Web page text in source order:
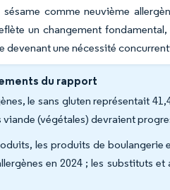
comme neuvième
un changement
devenant une nécessité
du rapport
le sans gluten représentait
(végétales) devraient
les produits de boulangerie
en 2024 ; les substituts